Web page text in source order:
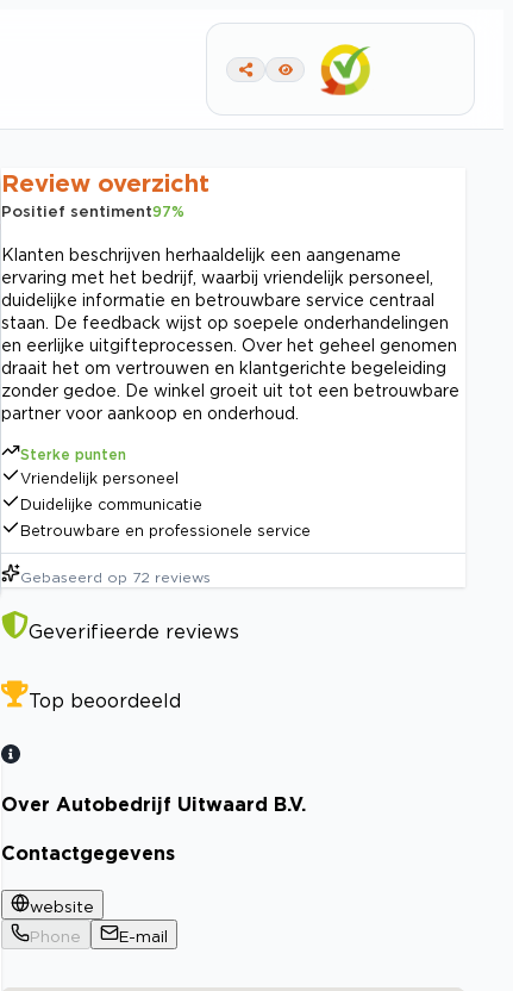
Review overzicht
Positief sentiment97%
Klanten beschrijven herhaaldelijk een aangename
ervaring met het bedrijf, waarbij vriendelijk personeel,
duidelijke informatie en betrouwbare service centraal
staan. De feedback wijst op soepele onderhandelingen
en eerlijke uitgifteprocessen. Over het geheel genomen
draait het om vertrouwen en klantgerichte begeleiding
zonder gedoe. De winkel groeit uit tot een betrouwbare
partner voor aankoop en onderhoud.
Sterke punten
Vriendelijk personeel
Duidelijke communicatie
Betrouwbare en professionele service
Gebaseerd op 72 reviews
Geverifieerde reviews
Top beoordeeld
Over Autobedrijf Uitwaard B.V.
Contactgegevens
website
Phone
E-mail